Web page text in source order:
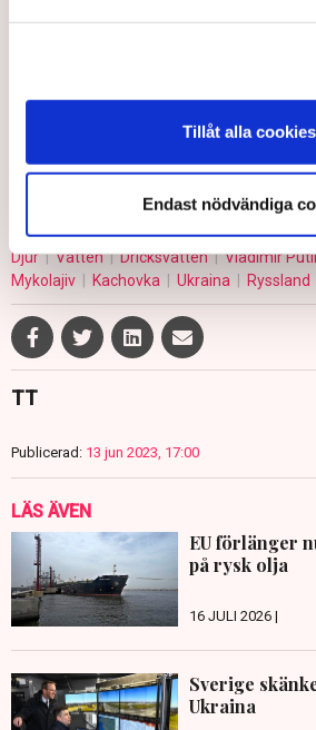
Tillåt alla cookies
Endast nödvändiga
Vad som orsakade kollapsen är inte
och Ryssland anklagar varandra. Men
hållet på Rysslands president Vladimir
– Den där idioten som sitter i Kreml
han.
Djur Vatten Dricksvatten Vladimir
Mykolajiv
Kachovka Ukraina Ryssland
TT
Publicerad: 13 jun 2023, 17:00
LÄS ÄVEN
EU förlänger
på rysk olja
16 JULI 2026 |
Sverige
Ukraina